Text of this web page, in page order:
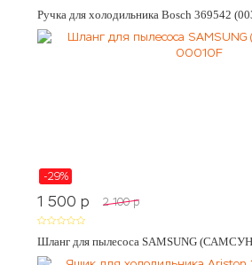
Ручка для холодильника Bosch 369542
-29%
1 500 p 2 100 p
Шланг для пылесоса SAMSUNG